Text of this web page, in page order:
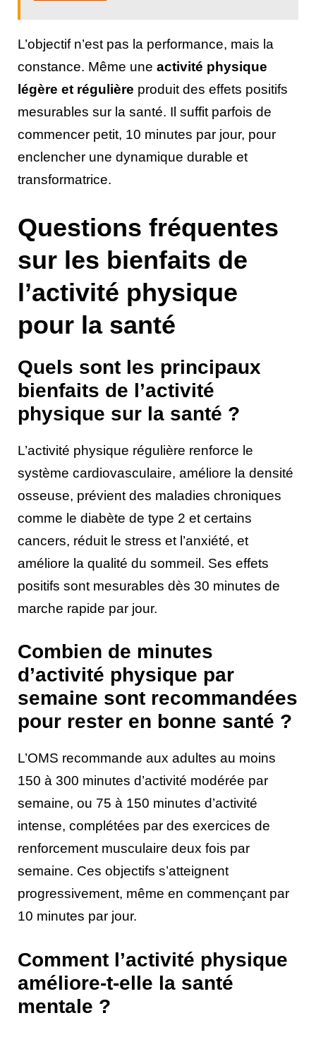
L’objectif n’est pas la performance, mais la
constance. Même une activité physique
légère et régulière produit des effets positifs
mesurables sur la santé. Il suffit parfois de
commencer petit, 10 minutes par jour, pour
enclencher une dynamique durable et
transformatrice.
Questions fréquentes
sur les bienfaits de
l’activité physique
pour la santé
Quels sont les principaux
bienfaits de l’activité
physique sur la santé ?
L’activité physique régulière renforce le
système cardiovasculaire, améliore la densité
osseuse, prévient des maladies chroniques
comme le diabète de type 2 et certains
cancers, réduit le stress et l’anxiété, et
améliore la qualité du sommeil. Ses effets
positifs sont mesurables dès 30 minutes de
marche rapide par jour.
Combien de minutes
d’activité physique par
semaine sont recommandées
pour rester en bonne santé ?
L’OMS recommande aux adultes au moins
150 à 300 minutes d’activité modérée par
semaine, ou 75 à 150 minutes d’activité
intense, complétées par des exercices de
renforcement musculaire deux fois par
semaine. Ces objectifs s’atteignent
progressivement, même en commençant par
10 minutes par jour.
Comment l’activité physique
améliore-t-elle la santé
mentale ?